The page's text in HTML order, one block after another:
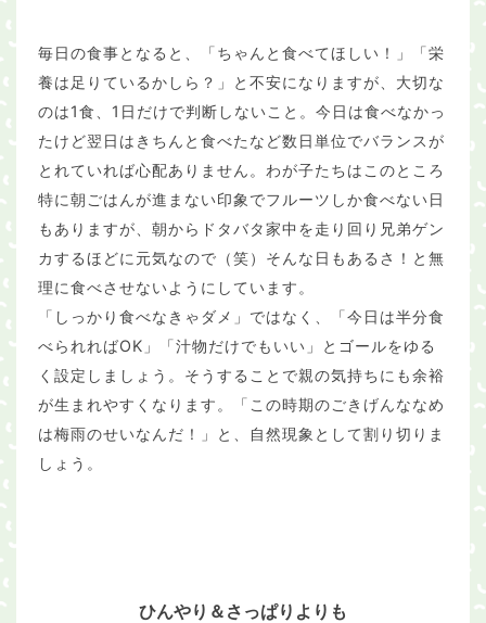
毎日の食事となると、「ちゃんと食べてほしい！」「栄
養は足りているかしら？」と不安になりますが、大切な
のは1食、1日だけで判断しないこと。今日は食べなかっ
たけど翌日はきちんと食べたなど数日単位でバランスが
とれていれば心配ありません。わが子たちはこのところ
特に朝ごはんが進まない印象でフルーツしか食べない日
もありますが、朝からドタバタ家中を走り回り兄弟ゲン
カするほどに元気なので（笑）そんな日もあるさ！と無
理に食べさせないようにしています。
「しっかり食べなきゃダメ」ではなく、「今日は半分食
べられればOK」「汁物だけでもいい」とゴールをゆる
く設定しましょう。そうすることで親の気持ちにも余裕
が生まれやすくなります。「この時期のごきげんななめ
は梅雨のせいなんだ！」と、自然現象として割り切りま
しょう。
ひんやり＆さっぱりよりも